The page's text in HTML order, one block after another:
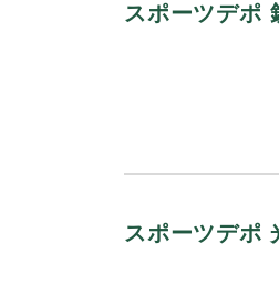
スポーツデポ
スポーツデポ